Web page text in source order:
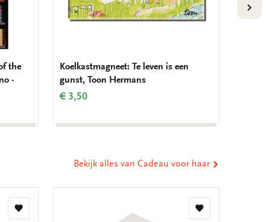
the
-
Koelkastmagneet: Te leven is een
gunst, Toon Hermans
€ 3,50
Bekijk alles van Cadeau voor haar
Toevoegen
Toevoegen